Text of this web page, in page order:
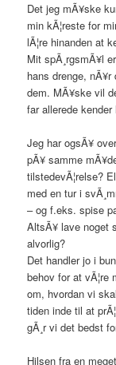
Det jeg mÃ¥ske
min kÃ¦reste for
lÃ¦re hinanden at
Mit spÃ¸rgsmÃ¥l
hans drenge,
dem. MÃ¥ske vil
far allerede kender
Jeg har ogsÃ¥
pÃ¥ samme
tilstedevÃ¦relse?
med en tur i
– og f.eks. spise
AltsÃ¥ lave noget
alvorlig?
Det handler jo i
behov for at vÃ¦re
om, hvordan vi
tiden inde til at
gÃ¸r vi det bedst
Hilsen fra en